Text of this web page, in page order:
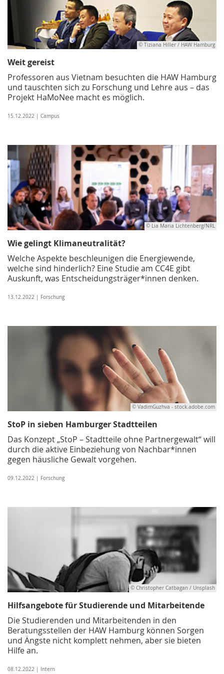
© Tiziana Hiller / HAW Hamburg
Weit gereist
Professoren aus Vietnam besuchten die HAW Hamburg
und tauschten sich zu Forschung und Lehre aus – das
Projekt HaMoNee macht es möglich.
15.12.2022 | Campus
© Lia Maria Lichtenberg/NRL
Wie gelingt Klimaneutralität?
Welche Aspekte beschleunigen die Energiewende,
welche sind hinderlich? Eine Studie am CC4E gibt
Auskunft, was Entscheidungsträger*innen denken.
13.12.2022 | Forschung
© VadimGuzhva - stock.adobe.com
StoP in sieben Hamburger Stadtteilen
Das Konzept „StoP – Stadtteile ohne Partnergewalt“ will
durch die aktive Einbeziehung von Nachbar*innen
gegen häusliche Gewalt vorgehen.
09.12.2022 | Forschung
© Christopher Catbagan / Unsplash
Hilfsangebote für Studierende und Mitarbeitende
Die Studierenden und Mitarbeitenden in den
Beratungsstellen der HAW Hamburg können Sorgen
und Ängste nicht komplett nehmen, aber sie bieten
Hilfe an.
08.12.2022 | Intern